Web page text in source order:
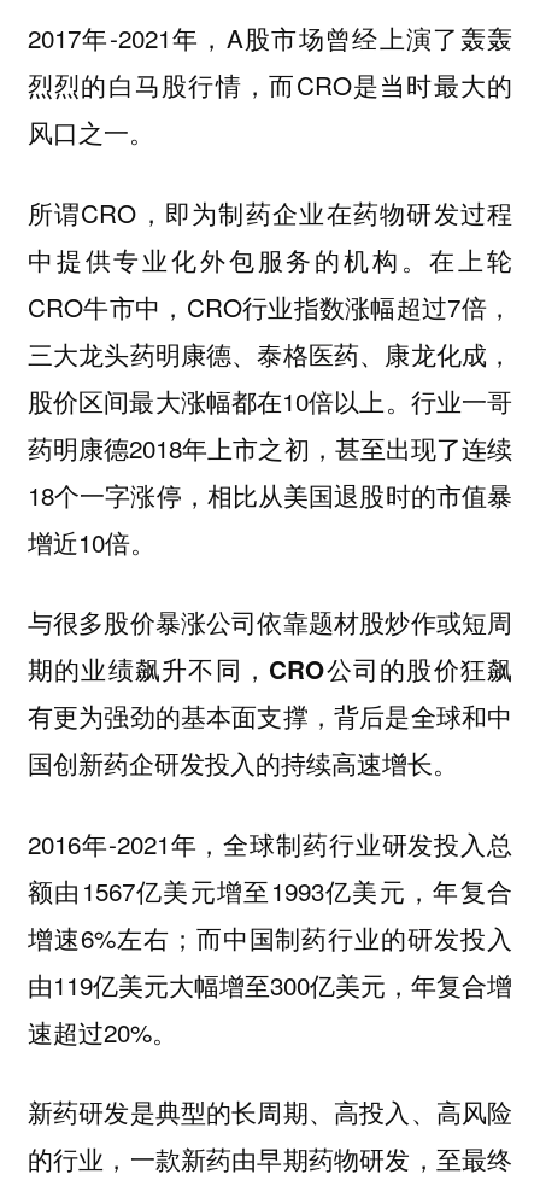
2017年-2021年，A股市场曾经上演了轰轰
烈烈的白马股行情，而CRO是当时最大的
风口之一。
所谓CRO，即为制药企业在药物研发过程
中提供专业化外包服务的机构。在上轮
CRO牛市中，CRO行业指数涨幅超过7倍，
三大龙头药明康德、泰格医药、康龙化成，
股价区间最大涨幅都在10倍以上。行业一哥
药明康德2018年上市之初，甚至出现了连续
18个一字涨停，相比从美国退股时的市值暴
增近10倍。
与很多股价暴涨公司依靠题材股炒作或短周
期的业绩飙升不同，CRO公司的股价狂飙
有更为强劲的基本面支撑，背后是全球和中
国创新药企研发投入的持续高速增长。
2016年-2021年，全球制药行业研发投入总
额由1567亿美元增至1993亿美元，年复合
增速6%左右；而中国制药行业的研发投入
由119亿美元大幅增至300亿美元，年复合增
速超过20%。
新药研发是典型的长周期、高投入、高风险
的行业，一款新药由早期药物研发，至最终